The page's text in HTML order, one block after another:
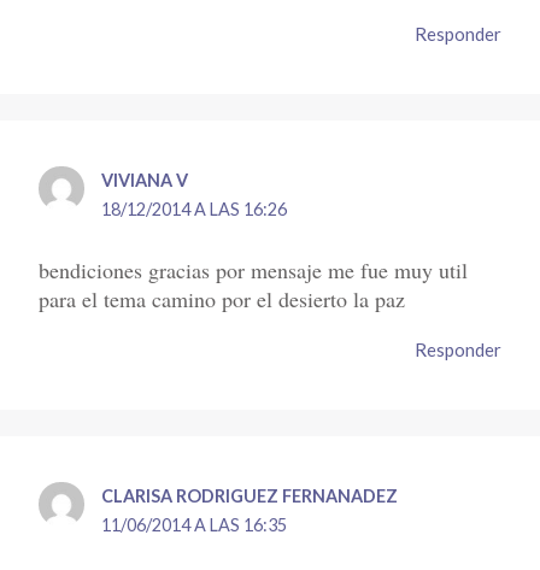
Responder
VIVIANA V
18/12/2014 A LAS 16:26
bendiciones gracias por mensaje me fue muy util
para el tema camino por el desierto la paz
Responder
CLARISA RODRIGUEZ FERNANADEZ
11/06/2014 A LAS 16:35